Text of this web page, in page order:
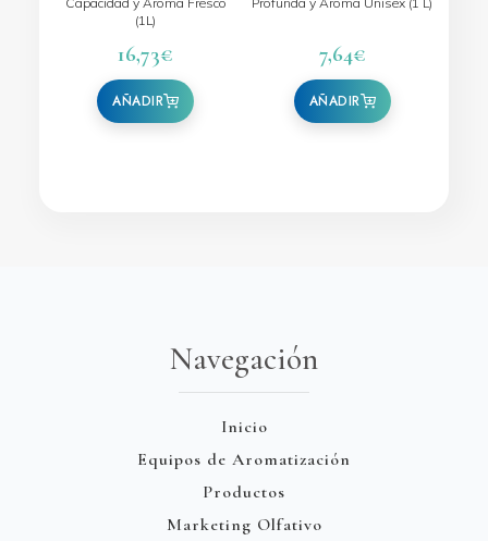
(1L)
16,73€ 7,64€
Navegación
Inicio
Equipos de Aromatización
Productos
Marketing Olfativo